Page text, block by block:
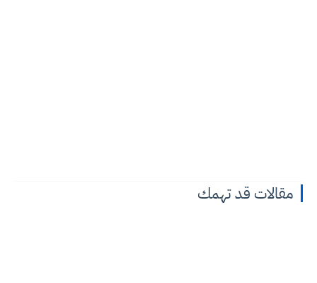
مقالات قد تهمك